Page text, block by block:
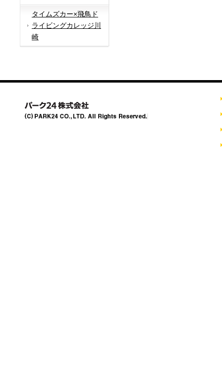
タイムズカー×飛鳥ド
ライビングカレッジ川
崎